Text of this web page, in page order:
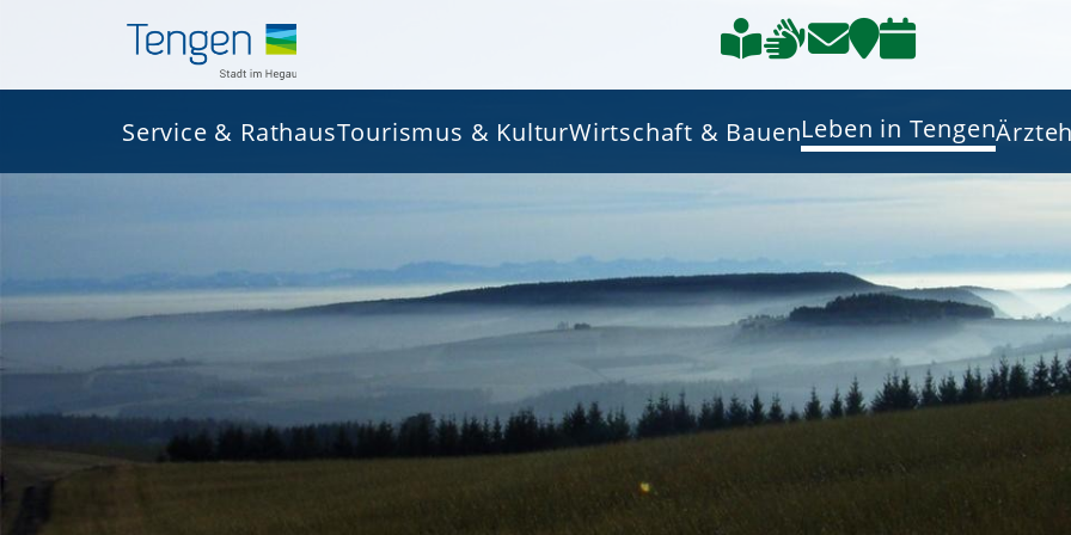
Service & RathausTourismus & KulturWirtschaft & BauenLeben in Tengen